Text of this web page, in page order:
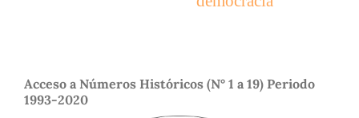
Acceso a Números Históricos (N° 1 a 19) Periodo
1993-2020